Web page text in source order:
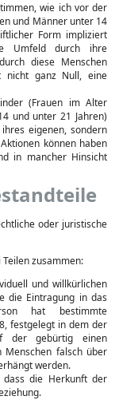
wie ich vor der
und Männer unter 14
Form impliziert
Umfeld durch ihre
diese Menschen
nicht ganz Null, eine
(Frauen im Alter
und unter 21 Jahren)
eigenen, sondern
können haben
in mancher Hinsicht
oder juristische
zusammen:
und willkürlichen
die Eintragung in das
hat bestimmte
festgelegt in dem der
der gebürtig einen
Menschen falsch über
werden.
dass die Herkunft der